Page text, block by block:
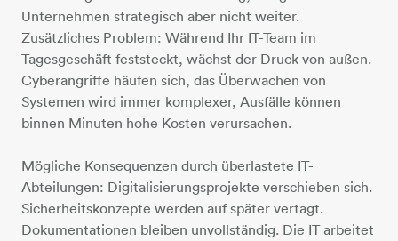
Unternehmen strategisch aber nicht weiter.
Zusätzliches Problem: Während Ihr IT-Team im
Tagesgeschäft feststeckt, wächst der Druck von außen.
Cyberangriffe häufen sich, das Überwachen von
Systemen wird immer komplexer, Ausfälle können
binnen Minuten hohe Kosten verursachen.
Mögliche Konsequenzen durch überlastete IT-
Abteilungen: Digitalisierungsprojekte verschieben sich.
Sicherheitskonzepte werden auf später vertagt.
Dokumentationen bleiben unvollständig. Die IT arbeitet